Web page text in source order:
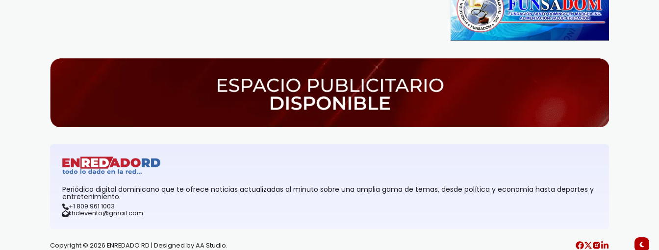
Periódico digital dominicano que te ofrece noticias actualizadas al minuto sobre una amplia gama de temas, desde política y economía hasta deportes y
entretenimiento.
+1 809 961 1003
khdevento@gmail.com
Copyright © 2026 ENREDADO RD | Designed by AA Studio.